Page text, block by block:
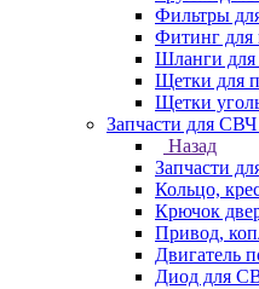
Фильтры
Фитинг для
Шланги для
Щетки для
Щетки
Запчасти для СВЧ
Назад
Запчасти
Кольцо,
Крючок
Привод,
Двигатель
Диод для